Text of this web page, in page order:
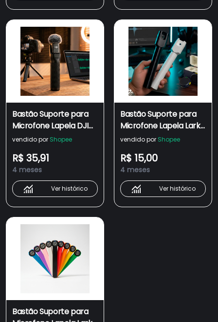
Bastão Suporte para
Microfone Lapela DJI
MIC 2 Adaptador De
vendido por Shopee
R$ 35,91
4 meses
Ver histórico
Bastão Suporte para
Microfone Lapela Lark
M2 Adaptador De Mão
vendido por Shopee
R$ 15,00
4 meses
Ver histórico
Bastão Suporte para